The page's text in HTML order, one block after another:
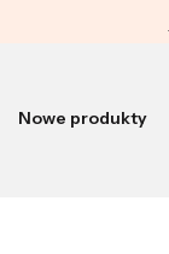
Nowe produkty